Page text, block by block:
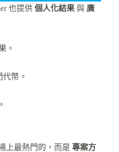
也提供 個人化結果 與 廣
。
代幣。
上最熱門的，而是 專案方